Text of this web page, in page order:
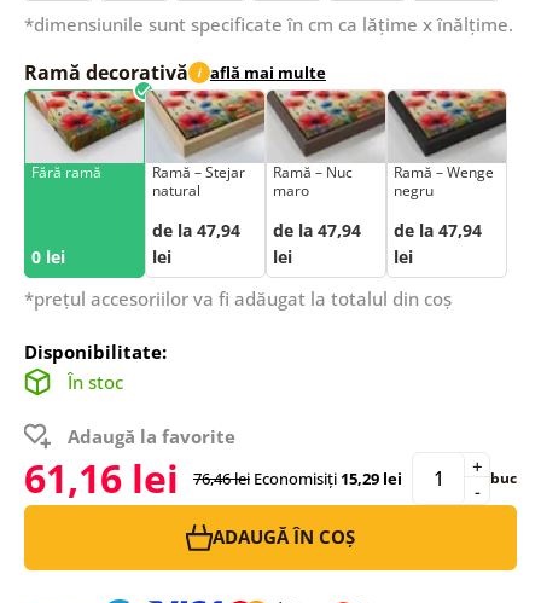
*dimensiunile sunt specificate în cm ca lățime x înălțime.
Ramă decorativă i află mai multe
Fără ramă
0 lei
Ramă – Stejar
natural
de la 47,94
lei
Ramă – Nuc
maro
de la 47,94
lei
Ramă – Wenge
negru
de la 47,94
lei
*prețul accesoriilor va fi adăugat la totalul din coș
Disponibilitate:
În stoc
Adaugă la favorite
61,16 lei 76,46 lei Economisiți15,29 lei -
+ buc
ADAUGĂ ÎN COȘ